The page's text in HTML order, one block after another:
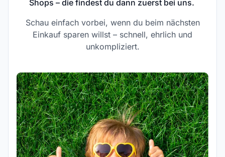
Shops – die findest du dann zuerst bei uns.
Schau einfach vorbei, wenn du beim nächsten
Einkauf sparen willst – schnell, ehrlich und
unkompliziert.